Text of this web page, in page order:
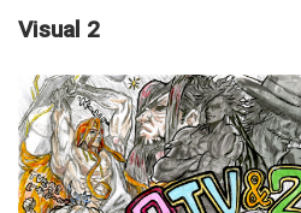
Visual 2